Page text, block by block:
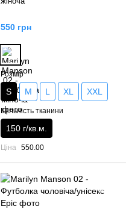
550 грн
Розмір
S M L XL XXL
Щільність тканини
150 г/кв.м.
Ціна 550.00